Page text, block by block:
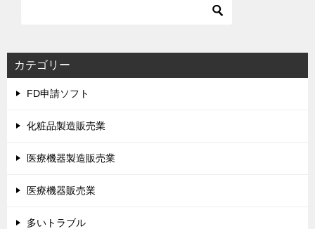
カテゴリー
FD申請ソフト
化粧品製造販売業
医療機器製造販売業
医療機器販売業
多いトラブル